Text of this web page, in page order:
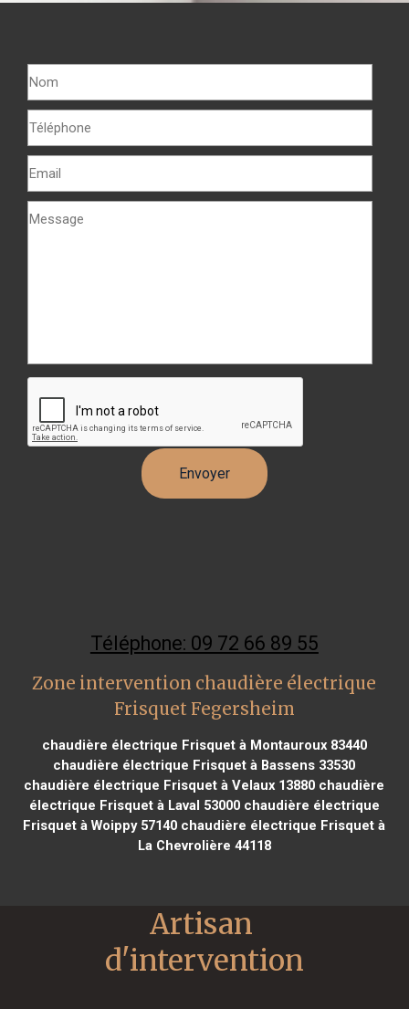
Téléphone: 09 72 66 89 55
Zone intervention chaudière électrique
Frisquet Fegersheim
chaudière électrique Frisquet à Montauroux 83440
chaudière électrique Frisquet à Bassens 33530
chaudière électrique Frisquet à Velaux 13880 chaudière
électrique Frisquet à Laval 53000chaudière électrique
Frisquet à Woippy 57140 chaudière électrique Frisquet à
La Chevrolière 44118
Artisan
d'intervention